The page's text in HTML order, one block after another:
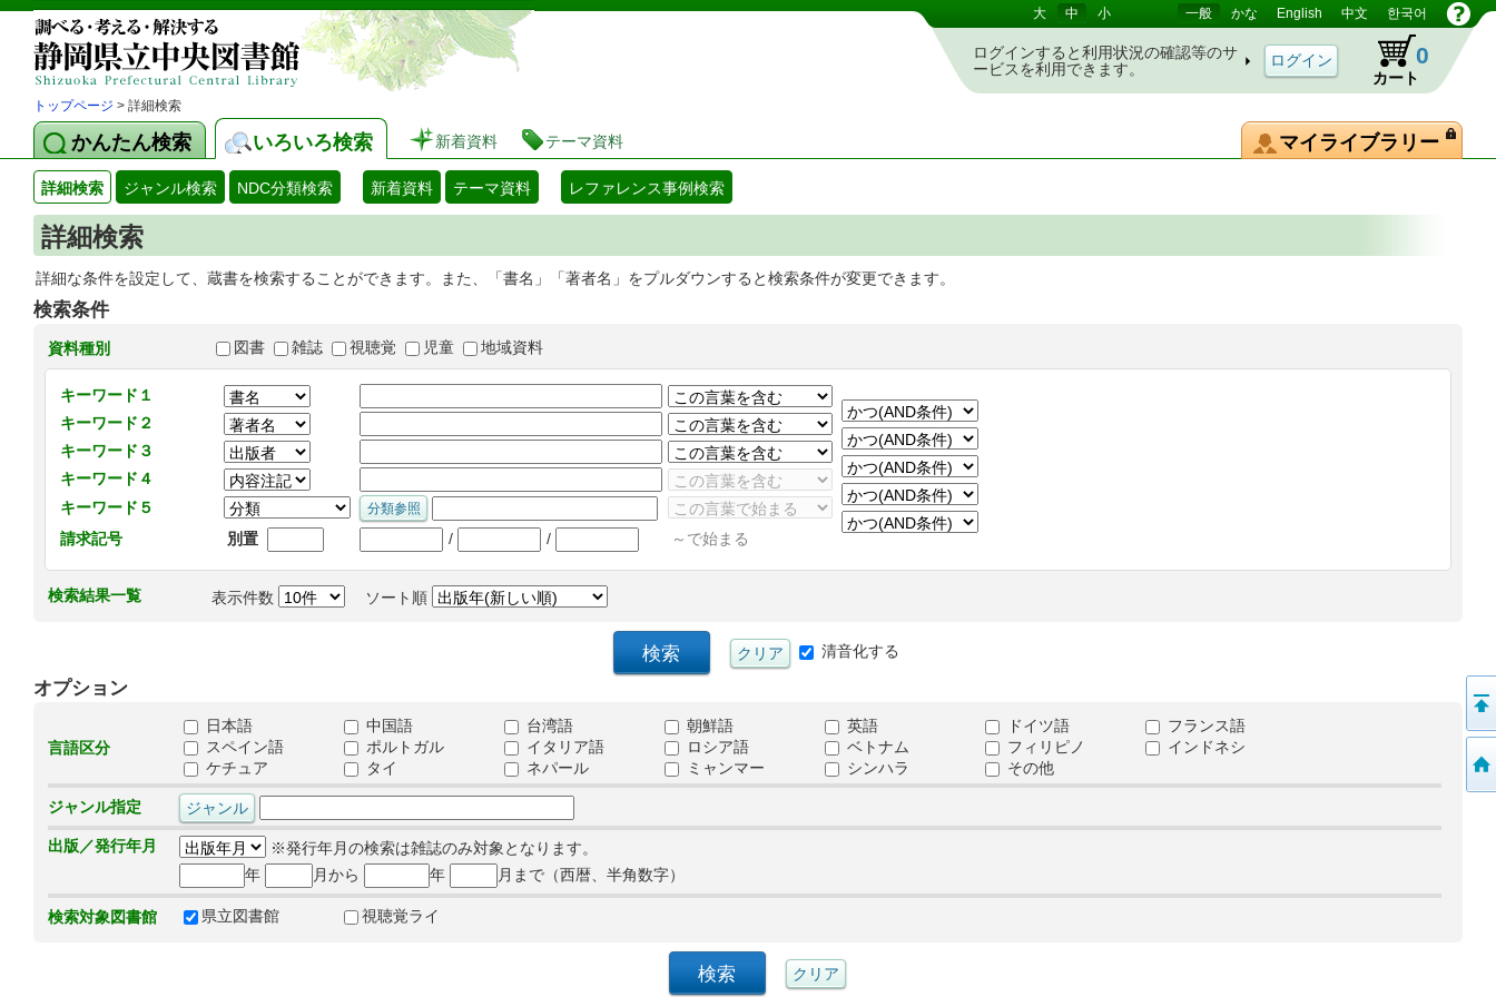
静岡県立図書館 蔵書検索・予約システム 大 中 小 一般 かな English 中文 한국어
ログインすると利用状況の確認等のサ
ービスを利用できます。
カート
0
トップページ > 詳細検索
かんたん検索 いろいろ検索 新着資料 テーマ資料 マイライブラリー
詳細検索 ジャンル検索 NDC分類検索 新着資料 テーマ資料 レファレンス事例検索
詳細検索
詳細な条件を設定して、蔵書を検索することができます。また、「書名」「著者名」をプルダウンすると検索条件が変更できます。
検索条件
資料種別 図書 雑誌 視聴覚 児童 地域資料
キーワード１
キーワード２
キーワード３
キーワード４
キーワード５
請求記号
別置 / / ～で始まる
検索結果一覧 表示件数 ソート順
清音化する
オプション
言語区分
日本語 中国語 台湾語 朝鮮語 英語 ドイツ語
フランス語
スペイン語
ポルトガル イタリア語 ロシア語 ベトナム フィリピノ
インドネシ
ケチュア
タイ ネパール ミャンマー シンハラ その他
ジャンル指定
出版／発行年月
※発行年月の検索は雑誌のみ対象となります。
年
月から 年 月まで（西暦、半角数字）
検索対象図書館 県立図書館 視聴覚ライ